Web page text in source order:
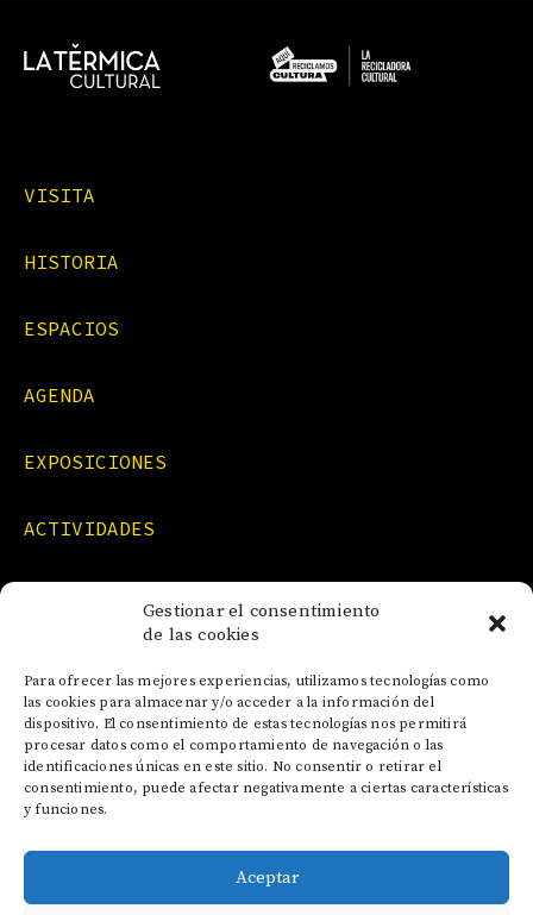
Gestionar el consentimiento
de las cookies
Para ofrecer las mejores experiencias, utilizamos tecnologías como
las cookies para almacenar y/o acceder a la información del
dispositivo. El consentimiento de estas tecnologías nos permitirá
procesar datos como el comportamiento de navegación o las
identificaciones únicas en este sitio. No consentir o retirar el
consentimiento, puede afectar negativamente a ciertas características
y funciones.
Aceptar
VISITA
HISTORIA
ESPACIOS
AGENDA
EXPOSICIONES
ACTIVIDADES
CONTACTO